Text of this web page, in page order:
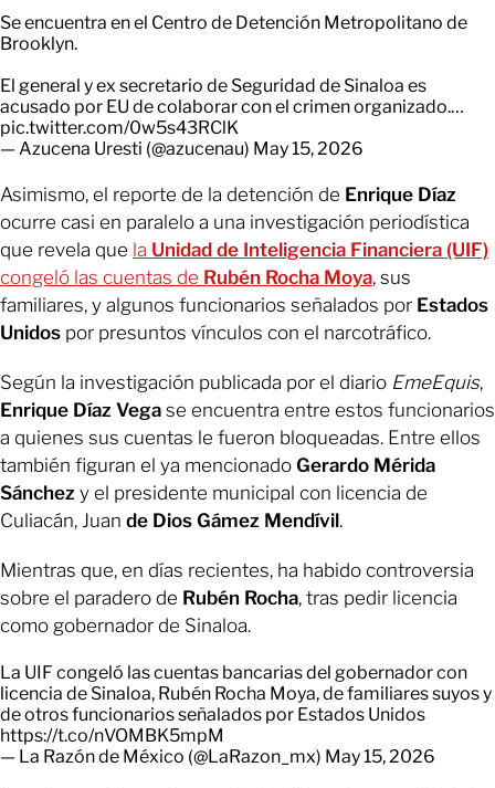
Se encuentra en el Centro de Detención Metropolitano de
Brooklyn.
El general y ex secretario de Seguridad de Sinaloa es
acusado por EU de colaborar con el crimen organizado.…
pic.twitter.com/0w5s43RClK
— Azucena Uresti (@azucenau) May 15, 2026
Asimismo, el reporte de la detención de Enrique Díaz
ocurre casi en paralelo a una investigación periodística
que revela que la Unidad de Inteligencia Financiera (UIF)
congeló las cuentas de Rubén Rocha Moya, sus
familiares, y algunos funcionarios señalados por Estados
Unidos por presuntos vínculos con el narcotráfico.
Según la investigación publicada por el diario EmeEquis,
Enrique Díaz Vega se encuentra entre estos funcionarios
a quienes sus cuentas le fueron bloqueadas. Entre ellos
también figuran el ya mencionado Gerardo Mérida
Sánchez y el presidente municipal con licencia de
Culiacán, Juan de Dios Gámez Mendívil.
Mientras que, en días recientes, ha habido controversia
sobre el paradero de Rubén Rocha, tras pedir licencia
como gobernador de Sinaloa.
La UIF congeló las cuentas bancarias del gobernador con
licencia de Sinaloa, Rubén Rocha Moya, de familiares suyos y
de otros funcionarios señalados por Estados Unidos
https://t.co/nVOMBK5mpM
— La Razón de México (@LaRazon_mx) May 15, 2026